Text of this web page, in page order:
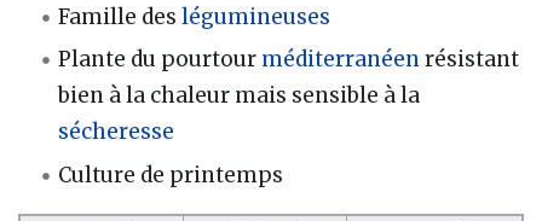
Famille deslégumineuses
Plante du pourtour méditerranéenrésistant
bien à la chaleur mais sensible à la
sécheresse
Culture de printemps